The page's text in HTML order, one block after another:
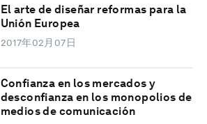
El arte de diseñar reformas para la
Unión Europea
2017年02月07日
Confianza en los mercados y
desconfianza en los monopolios de
medios de comunicación